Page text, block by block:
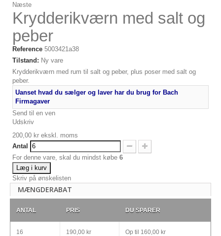
Næste
Krydderikværn med salt og
peber
Reference 5003421a38
Tilstand: Ny vare
Krydderikværn med rum til salt og peber, plus poser med salt og
peber.
Uanset hvad du sælger og laver har du brug for Bach
Firmagaver
Send til en ven
Udskriv
200,00 kr ekskl. moms
Antal
For denne vare, skal du mindst købe 6
Læg i kurv
Skriv på ønskelisten
MÆNGDERABAT
ANTAL PRIS DU SPARER
16 190,00 kr Op til 160,00 kr